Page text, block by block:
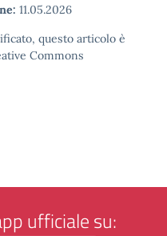
11.05.2026
questo articolo è
Commons
ufficiale su: